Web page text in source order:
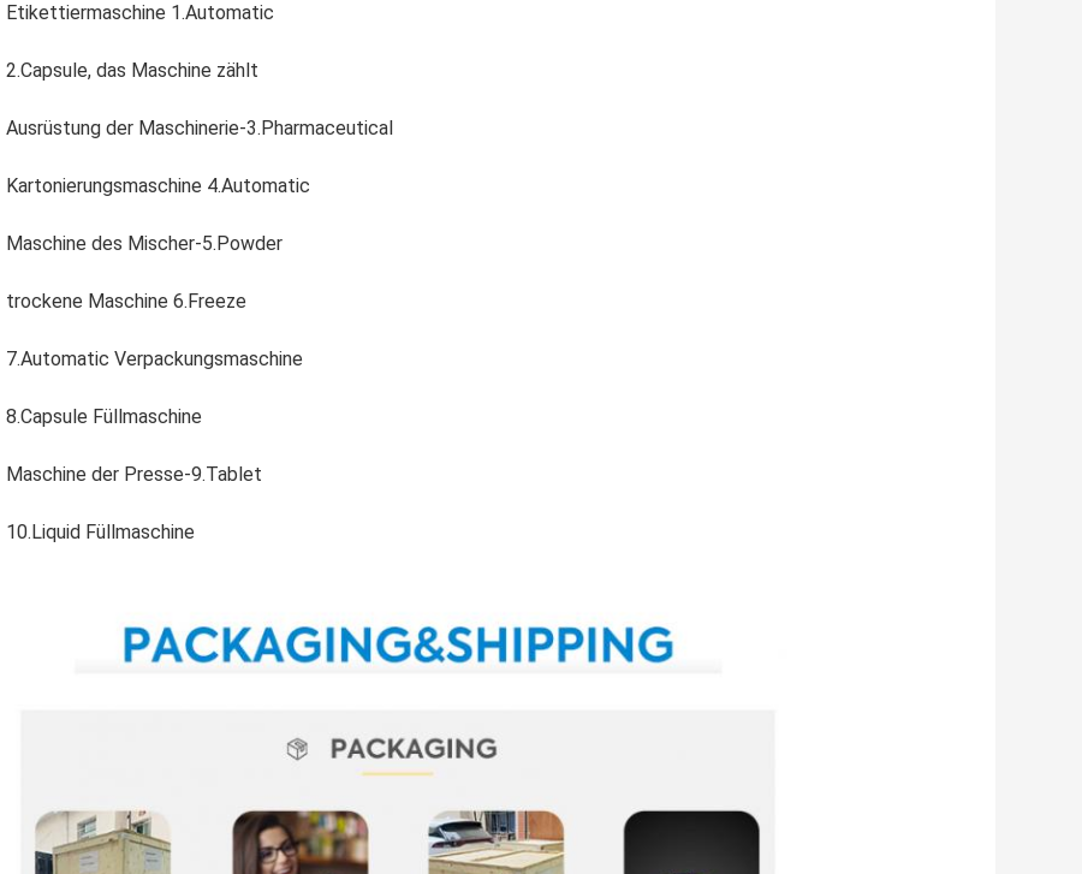
Etikettiermaschine 1.Automatic
2.Capsule, das Maschine zählt
Ausrüstung der Maschinerie-3.Pharmaceutical
Kartonierungsmaschine 4.Automatic
Maschine des Mischer-5.Powder
trockene Maschine 6.Freeze
7.Automatic Verpackungsmaschine
8.Capsule Füllmaschine
Maschine der Presse-9.Tablet
10.Liquid Füllmaschine